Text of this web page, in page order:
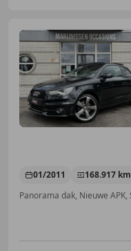
01/2011 168.917 km